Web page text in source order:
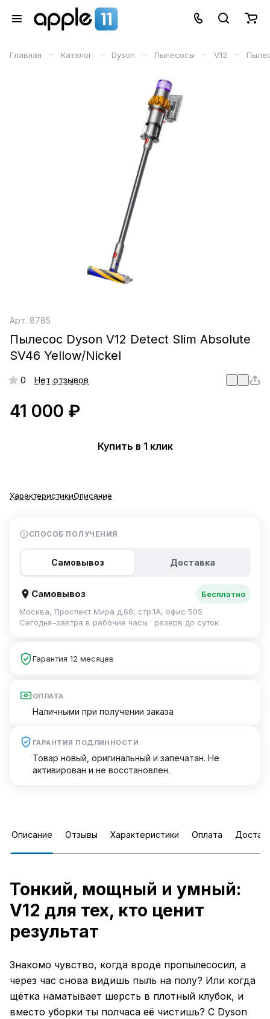
Главная – Каталог – Dyson – Пылесосы – V12 –
Арт. 8785
Пылесос Dyson V12 Detect Slim Absolute
SV46 Yellow/Nickel
0 Нет отзывов
41 000 ₽
Купить в 1 клик
ХарактеристикиОписание
СПОСОБ ПОЛУЧЕНИЯ
Самовывоз Доставка
Самовывоз
Бесплатно
Москва, Проспект Мира д.68, стр.1А, офис 505
Сегодня–завтра в рабочие часы · резерв до суток
Гарантия 12 месяцев
ОПЛАТА
Наличными при получении заказа
ГАРАНТИЯ ПОДЛИННОСТИ
Товар новый, оригинальный и запечатан. Не
активирован и не восстановлен.
Описание Отзывы Характеристики Оплата
Тонкий, мощный и умный:
V12 для тех, кто ценит
результат
Знакомо чувство, когда вроде пропылесосил, а
через час снова видишь пыль на полу? Или когда
щётка наматывает шерсть в плотный клубок, и
вместо уборки ты полчаса её чистишь? С Dyson